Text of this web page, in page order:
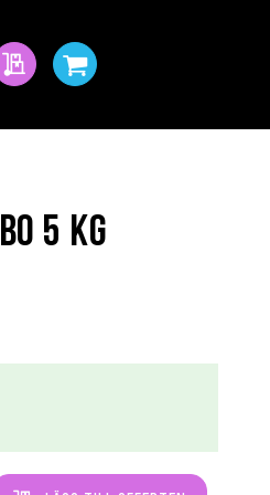
Min offertMin kundvagn
5 kg